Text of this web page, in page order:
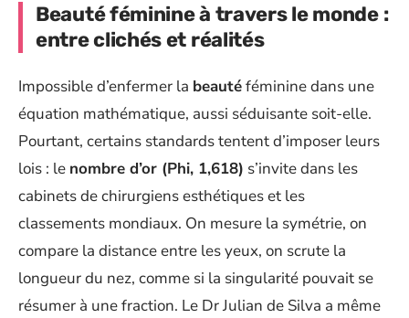
Beauté féminine à travers le monde :
entre clichés et réalités
Impossible d’enfermer la beautéféminine dans une
équation mathématique, aussi séduisante soit-elle.
Pourtant, certains standards tentent d’imposer leurs
lois : le nombre d’or (Phi, 1,618) s’invite dans les
cabinets de chirurgiens esthétiques et les
classements mondiaux. On mesure la symétrie, on
compare la distance entre les yeux, on scrute la
longueur du nez, comme si la singularité pouvait se
résumer à une fraction. Le Dr Julian de Silva a même